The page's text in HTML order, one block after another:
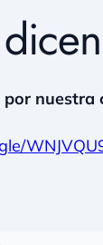
nuestra